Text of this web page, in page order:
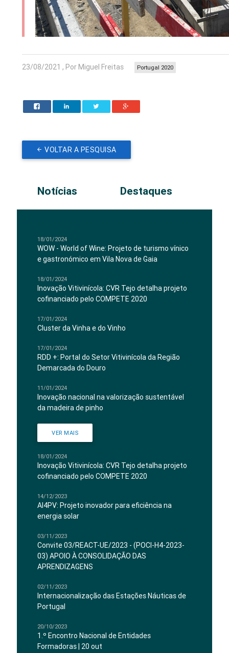
23/08/2021 , Por Miguel Freitas Portugal 2020
VOLTAR A PESQUISA
Notícias Destaques
18/01/2024
WOW - World of Wine: Projeto de turismo vínico
e gastronómico em Vila Nova de Gaia
18/01/2024
Inovação Vitivinícola: CVR Tejo detalha projeto
cofinanciado pelo COMPETE 2020
17/01/2024
Cluster da Vinha e do Vinho
17/01/2024
RDD +: Portal do Setor Vitivinícola da Região
Demarcada do Douro
11/01/2024
Inovação nacional na valorização sustentável
da madeira de pinho
VER MAIS
18/01/2024
Inovação Vitivinícola: CVR Tejo detalha projeto
cofinanciado pelo COMPETE 2020
14/12/2023
AI4PV: Projeto inovador para eficiência na
energia solar
03/11/2023
Convite 03/REACT-UE/2023 - (POCI-H4-2023-
03) APOIO À CONSOLIDAÇÃO DAS
APRENDIZAGENS
02/11/2023
Internacionalização das Estações Náuticas de
Portugal
20/10/2023
1.º Encontro Nacional de Entidades
Formadoras | 20 out